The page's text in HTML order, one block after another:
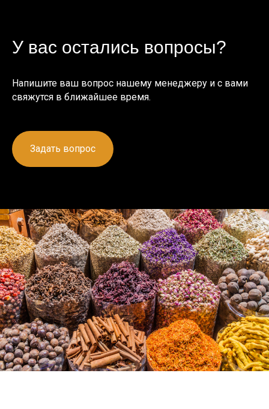
У вас остались вопросы?
Напишите ваш вопрос нашему менеджеру и с вами
свяжутся в ближайшее время.
Задать вопрос